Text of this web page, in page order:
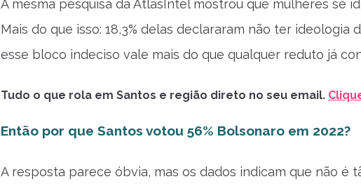
A mesma pesquisa da AtlasIntel mostrou que mulheres se
Mais do que isso: 18,3% delas declararam não ter
esse bloco indeciso vale mais do que qualquer reduto já
Tudo o que rola em Santos e região direto no seu email.
Então por que Santos votou 56% Bolsonaro em 2022?
A resposta parece óbvia, mas os dados indicam que não é